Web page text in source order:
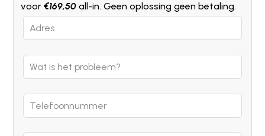
voor€169,50 all-in. Geen oplossing geen betaling.
Leave
this
blank